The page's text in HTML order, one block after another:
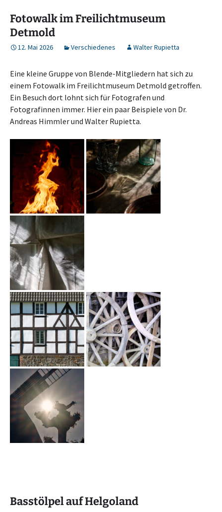
Fotowalk im Freilichtmuseum
Detmold
12. Mai 2026 Verschiedenes Walter Rupietta
Eine kleine Gruppe von Blende-Mitgliedern hat sich zu
einem Fotowalk im Freilichtmuseum Detmold getroffen.
Ein Besuch dort lohnt sich für Fotografen und
Fotografinnen immer. Hier ein paar Beispiele von Dr.
Andreas Himmler und Walter Rupietta.
Basstölpel auf Helgoland